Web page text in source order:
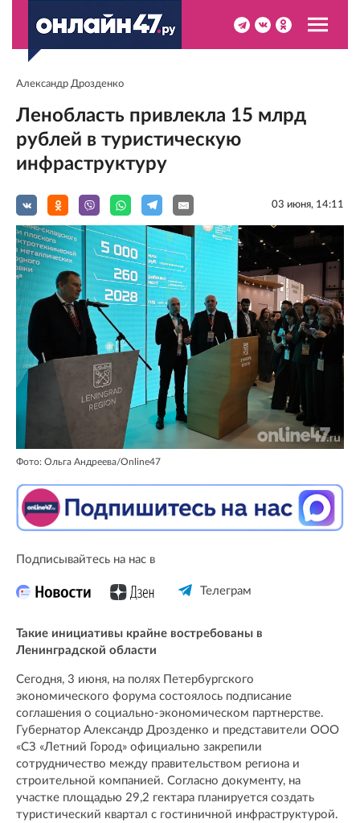
Александр Дрозденко
Ленобласть привлекла 15 млрд
рублей в туристическую
инфраструктуру
03 июня, 14:11
Фото: Ольга Андреева/Online47
Подписывайтесь на нас в
Телеграм
Такие инициативы крайне востребованы в
Ленинградской области
Сегодня, 3 июня, на полях Петербургского
экономического форума состоялось подписание
соглашения о социально-экономическом партнерстве.
Губернатор Александр Дрозденко и представители ООО
«СЗ «Летний Город» официально закрепили
сотрудничество между правительством региона и
строительной компанией. Согласно документу, на
участке площадью 29,2 гектара планируется создать
туристический квартал с гостиничной инфраструктурой.